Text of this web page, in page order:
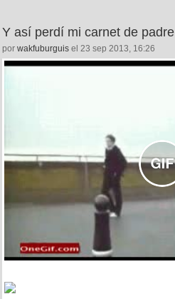
Y así perdí mi carnet de padre
por wakfuburguis el 23 sep 2013, 16:26